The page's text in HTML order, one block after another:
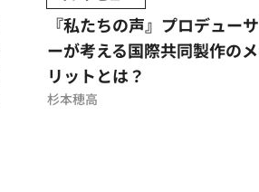
『私たちの声』プロデューサ
ーが考える国際共同製作のメ
リットとは？
杉本穂高